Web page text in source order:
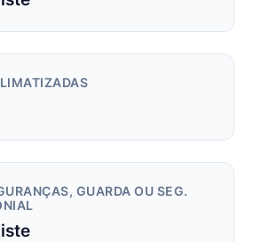
GUARDA OU SEG.